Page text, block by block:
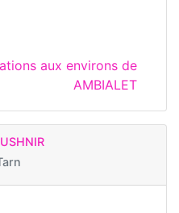
aux environs de
AMBIALET